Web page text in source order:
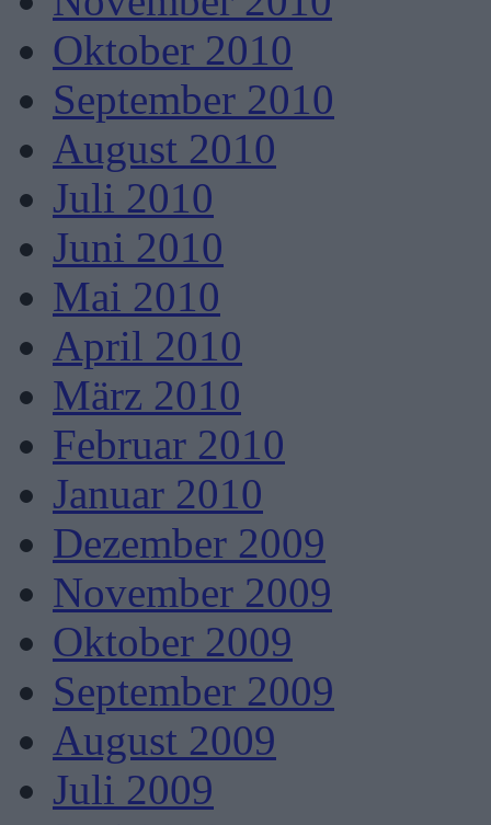
Oktober 2010
September 2010
August 2010
Juli 2010
Juni 2010
Mai 2010
April 2010
März 2010
Februar 2010
Januar 2010
Dezember 2009
November 2009
Oktober 2009
September 2009
August 2009
Juli 2009